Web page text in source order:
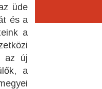
üde
és a
a
az új
a